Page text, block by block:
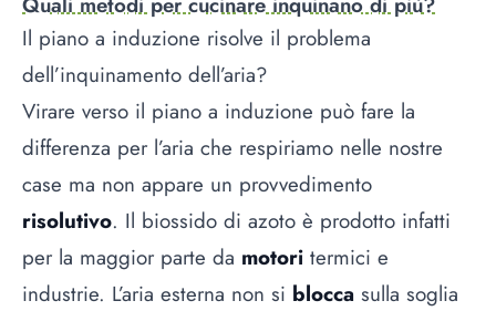
Il piano a induzione risolve il problema
dell’inquinamento dell’aria?
Virare verso il piano a induzione può fare la
differenza per l’aria che respiriamo nelle nostre
case ma non appare un provvedimento
risolutivo. Il biossido di azoto è prodotto infatti
per la maggior parte da motori termici e
industrie. L’aria esterna non si blocca sulla soglia